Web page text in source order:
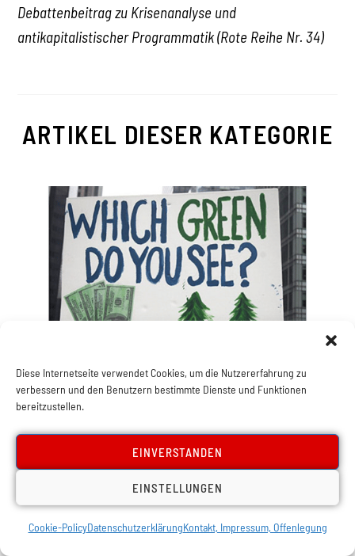
Diese Internetseite verwendet Cookies, um die Nutzererfahrung zu
verbessern und den Benutzern bestimmte Dienste und Funktionen
bereitzustellen.
EINVERSTANDEN
EINSTELLUNGEN
Cookie-PolicyDatenschutzerklärungKontakt, Impressum, Offenlegung
Debattenbeitrag zu Krisenanalyse und
antikapitalistischer Programmatik (Rote Reihe Nr. 34)
ARTIKEL DIESER KATEGORIE
Europa,Österreich
Schwitzen für Kriegstreiber